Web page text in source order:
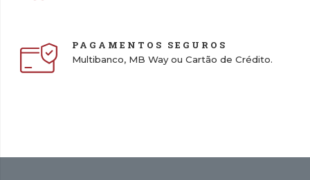
PAGAMENTOS SEGUROS
Multibanco, MB Way ou Cartão de Crédito.